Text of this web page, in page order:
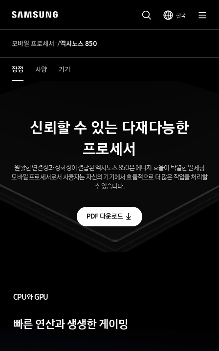
한국
모바일 프로세서 엑시노스 850
장점 사양 기기
신뢰할 수 있는 다재다능한
프로세서
원활한 연결성과 정확성이 결합된 엑시노스 850은 에너지 효율이 탁월한 일체형
모바일 프로세서로서 사용자는 자신의 기기에서 효율적으로 더 많은 작업을 처리할
수 있습니다.
PDF 다운로드
CPU와GPU
빠른연산과생생한게이밍